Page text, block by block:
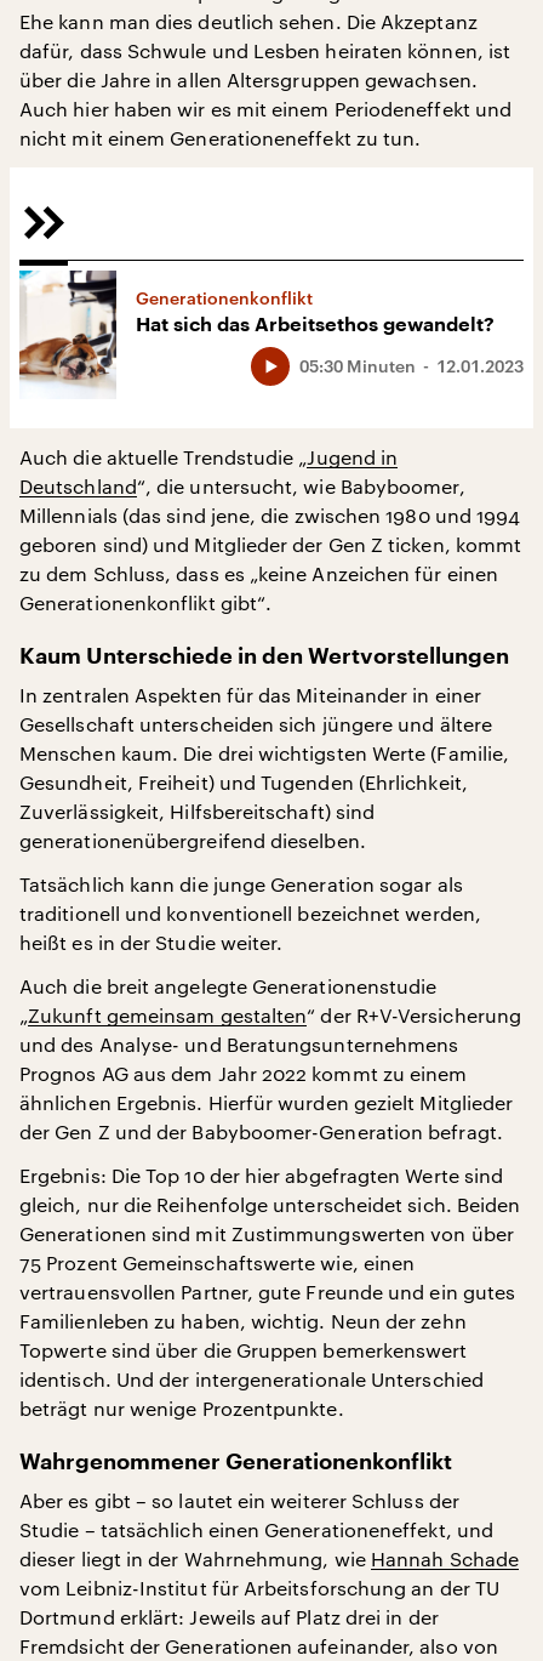
Ehe kann man dies deutlich sehen. Die Akzeptanz
dafür, dass Schwule und Lesben heiraten können, ist
über die Jahre in allen Altersgruppen gewachsen.
Auch hier haben wir es mit einem Periodeneffekt und
nicht mit einem Generationeneffekt zu tun.
Generationenkonflikt
Hat sich das Arbeitsethos gewandelt?
12.01.2023
05:30 Minuten
Auch die aktuelle Trendstudie „Jugend in
Deutschland“, die untersucht, wie Babyboomer,
Millennials (das sind jene, die zwischen 1980 und 1994
geboren sind) und Mitglieder der Gen Z ticken, kommt
zu dem Schluss, dass es „keine Anzeichen für einen
Generationenkonflikt gibt“.
Kaum Unterschiede in den Wertvorstellungen
In zentralen Aspekten für das Miteinander in einer
Gesellschaft unterscheiden sich jüngere und ältere
Menschen kaum. Die drei wichtigsten Werte (Familie,
Gesundheit, Freiheit) und Tugenden (Ehrlichkeit,
Zuverlässigkeit, Hilfsbereitschaft) sind
generationenübergreifend dieselben.
Tatsächlich kann die junge Generation sogar als
traditionell und konventionell bezeichnet werden,
heißt es in der Studie weiter.
Auch die breit angelegte Generationenstudie
„Zukunft gemeinsam gestalten“ der R+V-Versicherung
und des Analyse- und Beratungsunternehmens
Prognos AG aus dem Jahr 2022 kommt zu einem
ähnlichen Ergebnis. Hierfür wurden gezielt Mitglieder
der Gen Z und der Babyboomer-Generation befragt.
Ergebnis: Die Top 10 der hier abgefragten Werte sind
gleich, nur die Reihenfolge unterscheidet sich. Beiden
Generationen sind mit Zustimmungswerten von über
75 Prozent Gemeinschaftswerte wie, einen
vertrauensvollen Partner, gute Freunde und ein gutes
Familienleben zu haben, wichtig. Neun der zehn
Topwerte sind über die Gruppen bemerkenswert
identisch. Und der intergenerationale Unterschied
beträgt nur wenige Prozentpunkte.
Wahrgenommener Generationenkonflikt
Aber es gibt – so lautet ein weiterer Schluss der
Studie – tatsächlich einen Generationeneffekt, und
dieser liegt in der Wahrnehmung, wie Hannah Schade
vom Leibniz-Institut für Arbeitsforschung an der TU
Dortmund erklärt: Jeweils auf Platz drei in der
Fremdsicht der Generationen aufeinander, also von